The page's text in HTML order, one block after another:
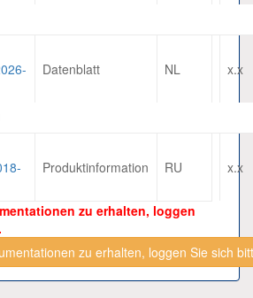
Datenblatt NL x.x
Produktinformation RU x.x
zu erhalten, loggen
zu erhalten, loggen Sie sich